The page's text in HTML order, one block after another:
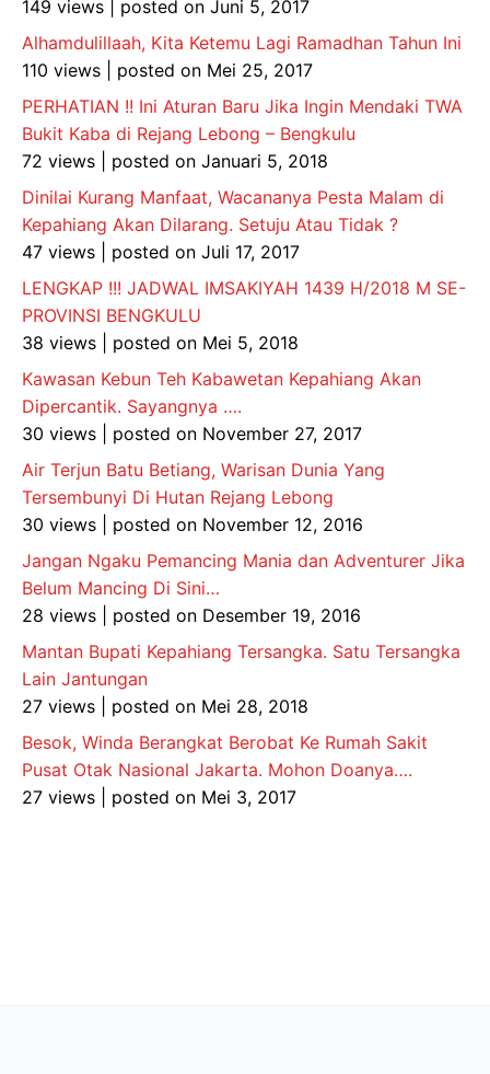
149 views
posted on Juni 5, 2017
Alhamdulillaah, Kita Ketemu Lagi Ramadhan Tahun Ini
110 views
posted on Mei 25, 2017
PERHATIAN !! Ini Aturan Baru Jika Ingin Mendaki TWA
Bukit Kaba di Rejang Lebong – Bengkulu
72 views
posted on Januari 5, 2018
Dinilai Kurang Manfaat, Wacananya Pesta Malam di
Kepahiang Akan Dilarang. Setuju Atau Tidak ?
47 views
posted on Juli 17, 2017
LENGKAP !!! JADWAL IMSAKIYAH 1439 H/2018 M SE-
PROVINSI BENGKULU
38 views
posted on Mei 5, 2018
Kawasan Kebun Teh Kabawetan Kepahiang Akan
Dipercantik. Sayangnya ….
30 views
posted on November 27, 2017
Air Terjun Batu Betiang, Warisan Dunia Yang
Tersembunyi Di Hutan Rejang Lebong
30 views
posted on November 12, 2016
Jangan Ngaku Pemancing Mania dan Adventurer Jika
Belum Mancing Di Sini…
28 views
posted on Desember 19, 2016
Mantan Bupati Kepahiang Tersangka. Satu Tersangka
Lain Jantungan
27 views
posted on Mei 28, 2018
Besok, Winda Berangkat Berobat Ke Rumah Sakit
Pusat Otak Nasional Jakarta. Mohon Doanya….
27 views
posted on Mei 3, 2017